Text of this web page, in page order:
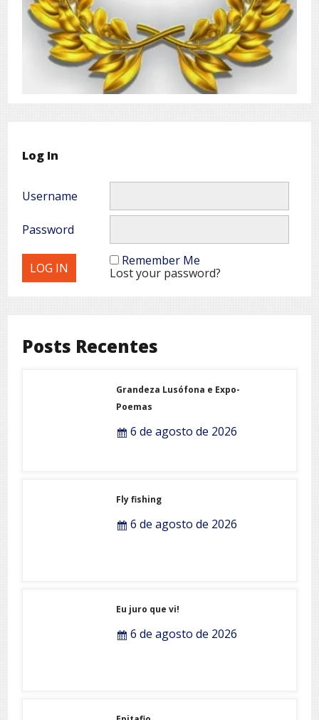
Log In
Username
Password
Remember Me
Lost your password?
Posts Recentes
Grandeza Lusófona e Expo-
Poemas
6 de agosto de 2026
Fly fishing
6 de agosto de 2026
Eu juro que vi!
6 de agosto de 2026